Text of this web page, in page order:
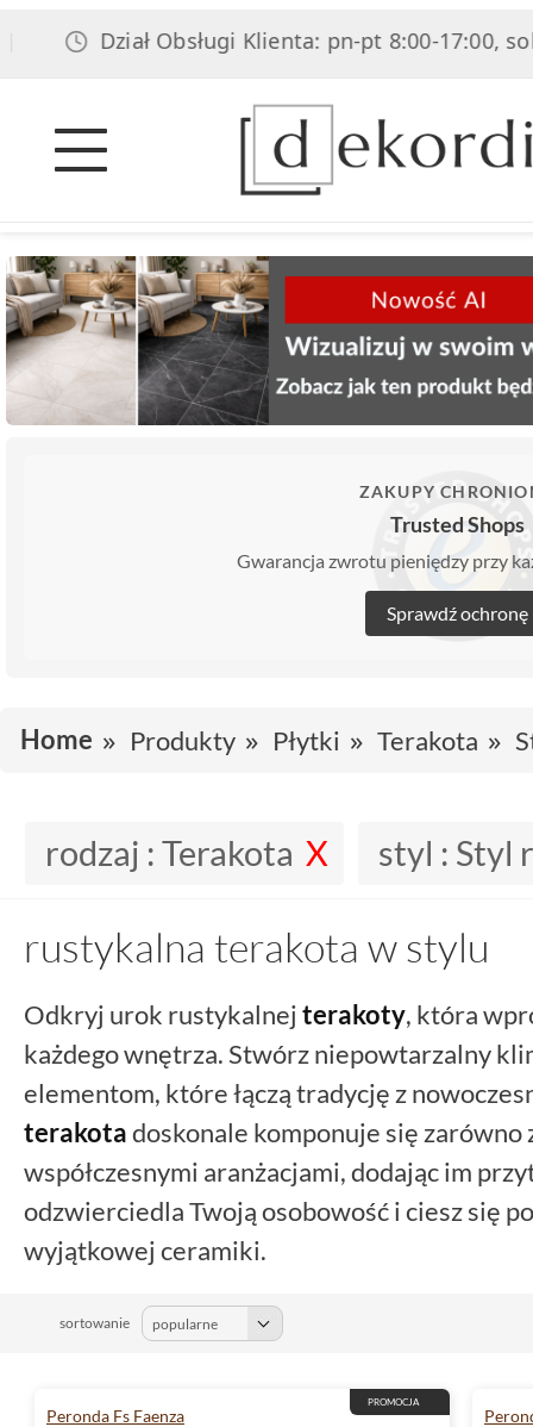
Dział Obsługi Klienta: pn-pt 8:00-17:00, sob 8:00-
ZAKUPY
Trusted Shops
Gwarancja zwrotu pieniędzy przy
Sprawdź ochronę
Home Produkty Płytki Terakota
rodzaj : Terakota styl : Styl
rustykalna terakota w stylu
Odkryj urok rustykalnejterakoty, która
każdego wnętrza. Stwórz niepowtarzalny
elementom, które łączą tradycję z
terakotadoskonale komponuje się zarówno
współczesnymi aranżacjami, dodając im
odzwierciedla Twoją osobowość i ciesz się
wyjątkowej ceramiki.
sortowanie
PROMOCJA
Peronda Fs Faenza